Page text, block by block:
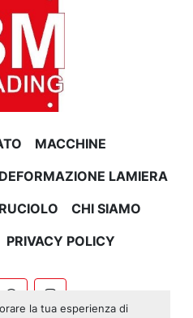
la tua esperienza di
MACCHINE
DEFORMAZIONE LAMIERA
CHI SIAMO
PRIVACY POLICY
whatsappinstagram